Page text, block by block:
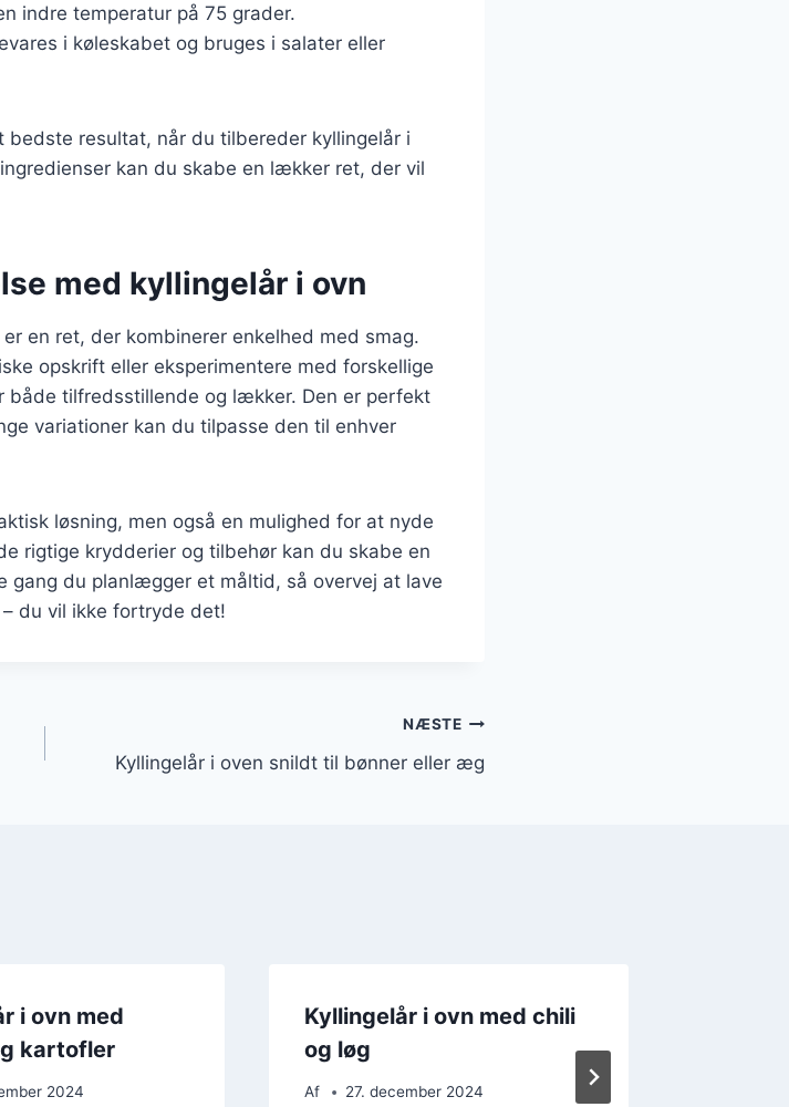
indre temperatur på 75 grader.
i køleskabet og bruges i salater eller
resultat, når du tilbereder kyllingelår i
kan du skabe en lækker ret, der vil
med kyllingelår i ovn
en ret, der kombinerer enkelhed med smag.
opskrift eller eksperimentere med forskellige
både tilfredsstillende og lækker. Den er perfekt
variationer kan du tilpasse den til enhver
løsning, men også en mulighed for at nyde
rigtige krydderier og tilbehør kan du skabe en
du planlægger et måltid, så overvej at lave
du vil ikke fortryde det!
NÆSTE
Kyllingelår i oven snildt til bønner eller æg
i ovn med
kartofler
2024
Kyllingelår i ovn med chili
og løg
Af 27. december 2024